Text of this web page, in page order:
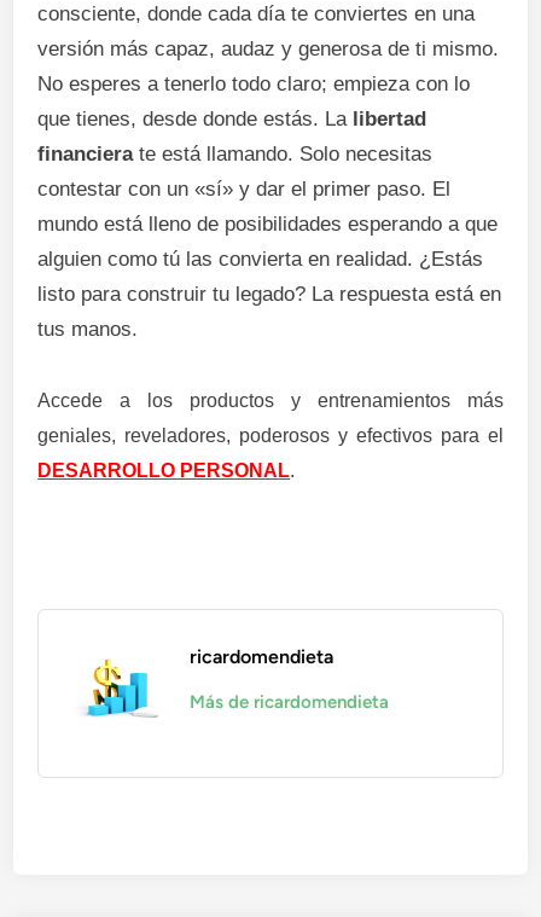
consciente, donde cada día te conviertes en una
versión más capaz, audaz y generosa de ti mismo.
No esperes a tenerlo todo claro; empieza con lo
que tienes, desde donde estás. La libertad
financierate está llamando. Solo necesitas
contestar con un «sí» y dar el primer paso. El
mundo está lleno de posibilidades esperando a que
alguien como tú las convierta en realidad. ¿Estás
listo para construir tu legado? La respuesta está en
tus manos.
Accede a los productos y entrenamientos más
geniales, reveladores, poderosos y efectivos para el
DESARROLLO PERSONAL.
ricardomendieta
Más de ricardomendieta